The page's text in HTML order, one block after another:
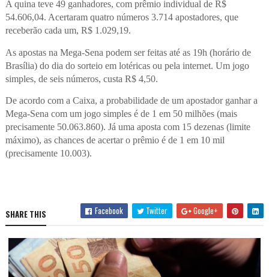
A quina teve 49 ganhadores, com prêmio individual de R$
54.606,04. Acertaram quatro números 3.714 apostadores, que
receberão cada um, R$ 1.029,19.
As apostas na Mega-Sena podem ser feitas até as 19h (horário de
Brasília) do dia do sorteio em lotéricas ou pela internet. Um jogo
simples, de seis números, custa R$ 4,50.
De acordo com a Caixa, a probabilidade de um apostador ganhar a
Mega-Sena com um jogo simples é de 1 em 50 milhões (mais
precisamente 50.063.860). Já uma aposta com 15 dezenas (limite
máximo), as chances de acertar o prêmio é de 1 em 10 mil
(precisamente 10.003).
SHARE THIS Facebook Twitter Google+